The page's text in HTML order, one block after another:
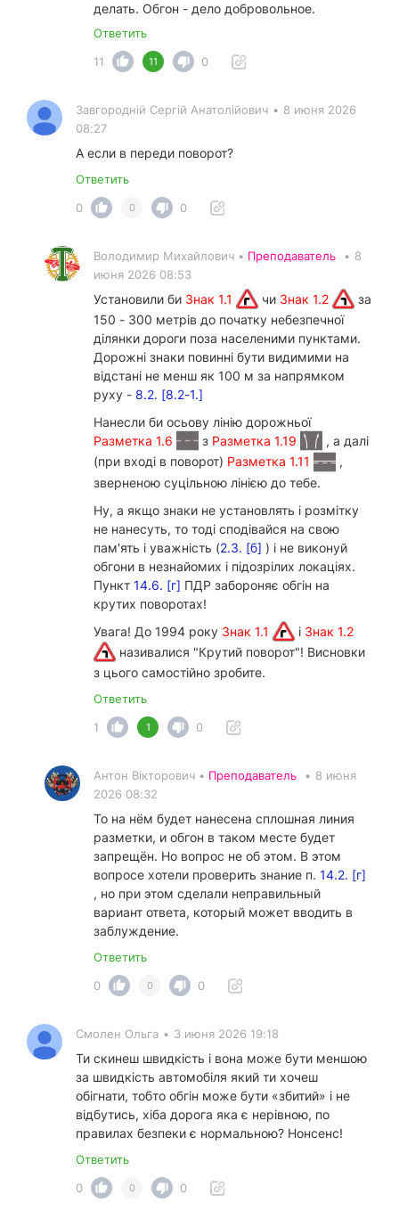
делать. Обгон - дело добровольное.
Ответить
11
11 0
Завгородній Сергій Анатолійович • 8 июня 2026
08:27
А если в переди поворот?
Ответить
0
0 0
Володимир Михайлович • Преподаватель • 8
июня 2026 08:53
Установили би Знак 1.1 чи Знак 1.2
за
150 - 300 метрів до початку небезпечної
ділянки дороги поза населеними пунктами.
Дорожні знаки повинні бути видимими на
відстані не менш як 100 м за напрямком
руху - 8.2. [8.2-1.]
Нанесли би осьову лінію дорожньої
Разметка 1.6
з Разметка 1.19
, а далі
(при вході в поворот) Разметка 1.11
,
зверненою суцільною лінією до тебе.
Ну, а якщо знаки не установлять і розмітку
не нанесуть, то тоді сподівайся на свою
пам'ять і уважність (2.3. [б] ) і не виконуй
обгони в незнайомих і підозрілих локаціях.
Пункт 14.6. [г] ПДР забороняє обгін на
крутих поворотах!
Увага! До 1994 року Знак 1.1 і Знак 1.2
називалися "Крутий поворот"! Висновки
з цього самостійно зробите.
Ответить
1
1 0
Антон Вікторович • Преподаватель • 8 июня
2026 08:32
То на нём будет нанесена сплошная линия
разметки, и обгон в таком месте будет
запрещён. Но вопрос не об этом. В этом
вопросе хотели проверить знание п. 14.2. [г]
, но при этом сделали неправильный
вариант ответа, который может вводить в
заблуждение.
Ответить
0
0 0
Смолен Ольга • 3 июня 2026 19:18
Ти скинеш швидкість і вона може бути меншою
за швидкість автомобіля який ти хочеш
обігнати, тобто обгін може бути «збитий» і не
відбутись, хіба дорога яка є нерівною, по
правилах безпеки є нормальною? Нонсенс!
Ответить
0
0 0